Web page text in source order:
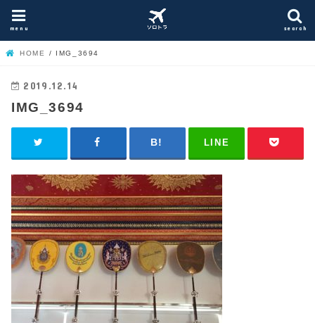
search
menu
HOME IMG_3694
2019.12.14
IMG_3694
LINE